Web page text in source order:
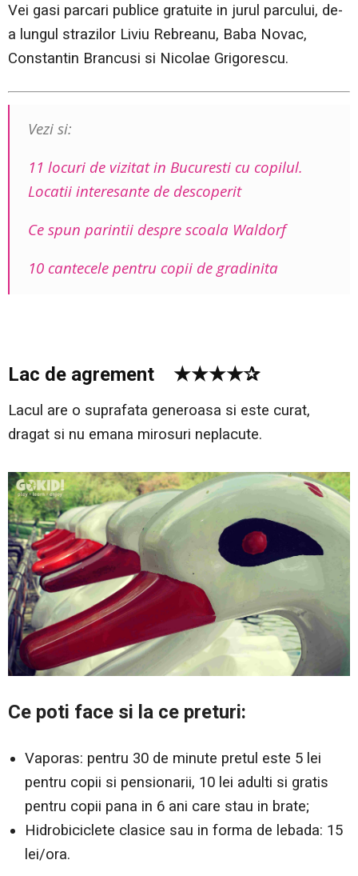
Vei gasi parcari publice gratuite in jurul parcului, de-
a lungul strazilor Liviu Rebreanu, Baba Novac,
Constantin Brancusi si Nicolae Grigorescu.
Vezi si:
11 locuri de vizitat in Bucuresti cu copilul.
Locatii interesante de descoperit
Ce spun parintii despre scoala Waldorf
10 cantecele pentru copii de gradinita
Lac de agrement ★★★★✰
Lacul are o suprafata generoasa si este curat,
dragat si nu emana mirosuri neplacute.
Ce poti face si la ce preturi:
Vaporas: pentru 30 de minute pretul este 5 lei
pentru copii si pensionarii, 10 lei adulti si gratis
pentru copii pana in 6 ani care stau in brate;
Hidrobiciclete clasice sau in forma de lebada: 15
lei/ora.